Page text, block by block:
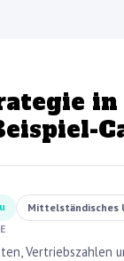
in
Mittelständisches
Vertriebszahlen